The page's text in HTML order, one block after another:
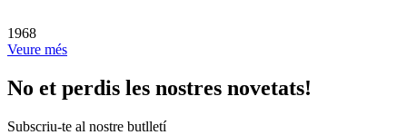
1968
Veure més
No et perdis les nostres novetats!
Subscriu-te al nostre butlletí